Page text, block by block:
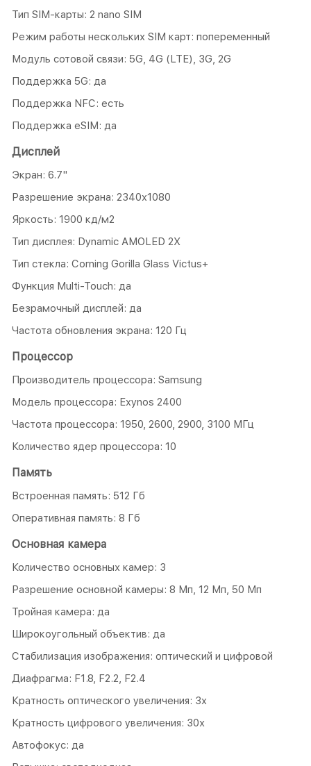
Тип SIM-карты: 2 nano SIM
Режим работы нескольких SIM карт: попеременный
Модуль сотовой связи: 5G, 4G (LTE), 3G, 2G
Поддержка 5G: да
Поддержка NFC: есть
Поддержка eSIM: да
Дисплей
Экран: 6.7"
Разрешение экрана: 2340x1080
Яркость: 1900 кд/м2
Тип дисплея: Dynamic AMOLED 2X
Тип стекла: Corning Gorilla Glass Victus+
Функция Multi-Touch: да
Безрамочный дисплей: да
Частота обновления экрана: 120 Гц
Процессор
Производитель процессора: Samsung
Модель процессора: Exynos 2400
Частота процессора: 1950, 2600, 2900, 3100 МГц
Количество ядер процессора: 10
Память
Встроенная память: 512 Гб
Оперативная память: 8 Гб
Основная камера
Количество основных камер: 3
Разрешение основной камеры: 8 Мп, 12 Мп, 50 Мп
Тройная камера: да
Широкоугольный объектив: да
Стабилизация изображения: оптический и цифровой
Диафрагма: F1.8, F2.2, F2.4
Кратность оптического увеличения: 3x
Кратность цифрового увеличения: 30х
Автофокус: да